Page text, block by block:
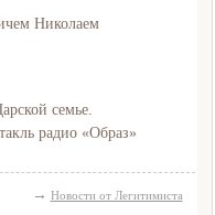
Николаем
семье.
радио «Образ»
→ Новости от Легитимиста